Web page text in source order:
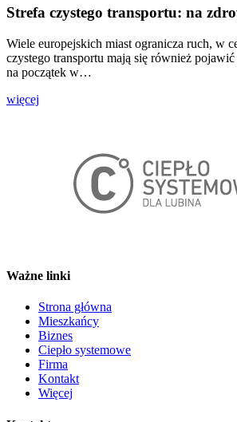
Strefa czystego transportu: na
Wiele europejskich miast ogranicza ruch, w
czystego transportu mają się również
na początek w…
więcej
Ważne linki
Strona główna
Mieszkańcy
Biznes
Ciepło systemowe
Firma
Kontakt
Więcej